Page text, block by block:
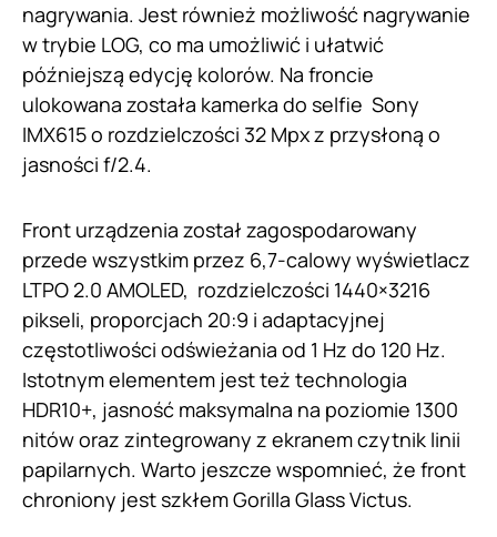
nagrywania. Jest również możliwość nagrywanie
w trybie LOG, co ma umożliwić i ułatwić
późniejszą edycję kolorów. Na froncie
ulokowana została kamerka do selfie Sony
IMX615 o rozdzielczości 32 Mpx z przysłoną o
jasności f/2.4.
Front urządzenia został zagospodarowany
przede wszystkim przez 6,7-calowy wyświetlacz
LTPO 2.0 AMOLED, rozdzielczości 1440×3216
pikseli, proporcjach 20:9 i adaptacyjnej
częstotliwości odświeżania od 1 Hz do 120 Hz.
Istotnym elementem jest też technologia
HDR10+, jasność maksymalna na poziomie 1300
nitów oraz zintegrowany z ekranem czytnik linii
papilarnych. Warto jeszcze wspomnieć, że front
chroniony jest szkłem Gorilla Glass Victus.